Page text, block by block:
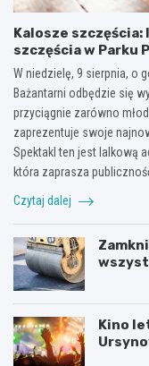
Kalosze
szczęścia w Parku
W niedzielę, 9 sierpnia, o
Bażantarni odbędzie się
przyciągnie zarówno
zaprezentuje swoje
Spektakl ten jest lalkową
która zaprasza
Czytaj dalej
Kino